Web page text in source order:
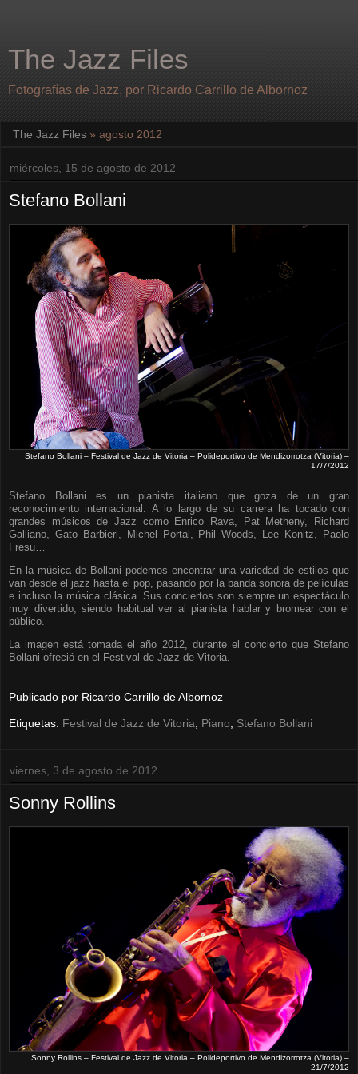
The Jazz Files
Fotografías de Jazz, por Ricardo Carrillo de Albornoz
The Jazz Files » agosto 2012
miércoles, 15 de agosto de 2012
Stefano Bollani
Stefano Bollani – Festival de Jazz de Vitoria – Polideportivo de Mendizorrotza (Vitoria) –
17/7/2012
Stefano Bollani es un pianista italiano que goza de un gran
reconocimiento internacional. A lo largo de su carrera ha tocado con
grandes músicos de Jazz como Enrico Rava, Pat Metheny, Richard
Galliano, Gato Barbieri, Michel Portal, Phil Woods, Lee Konitz, Paolo
Fresu…
En la música de Bollani podemos encontrar una variedad de estilos que
van desde el jazz hasta el pop, pasando por la banda sonora de películas
e incluso la música clásica. Sus conciertos son siempre un espectáculo
muy divertido, siendo habitual ver al pianista hablar y bromear con el
público.
La imagen está tomada el año 2012, durante el concierto que Stefano
Bollani ofreció en el Festival de Jazz de Vitoria.
Publicado por Ricardo Carrillo de Albornoz
Etiquetas: Festival de Jazz de Vitoria Piano Stefano Bollani
viernes, 3 de agosto de 2012
Sonny Rollins
Sonny Rollins – Festival de Jazz de Vitoria – Polideportivo de Mendizorrotza (Vitoria) –
21/7/2012